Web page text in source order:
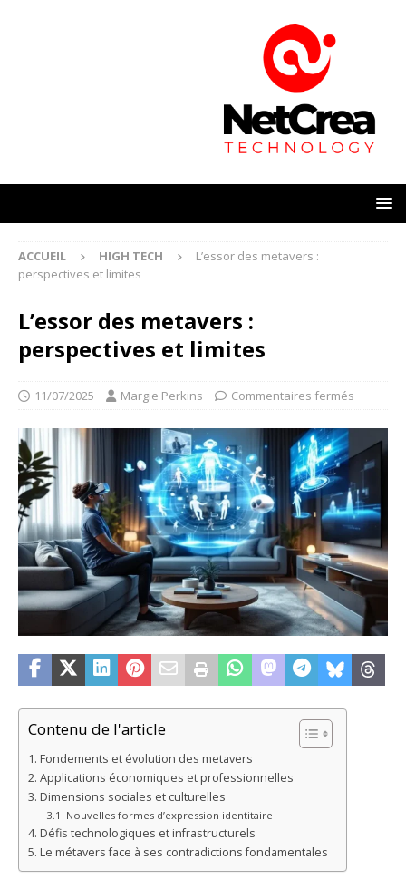
ACCUEIL HIGH TECH
L’essor des metavers :
perspectives et limites
L’essor des metavers :
perspectives et limites
11/07/2025 Margie Perkins Commentaires fermés
Contenu de l'article
Fondements et évolution des metavers
Applications économiques et professionnelles
Dimensions sociales et culturelles
Nouvelles formes d’expression identitaire
Défis technologiques et infrastructurels
Le métavers face à ses contradictions fondamentales